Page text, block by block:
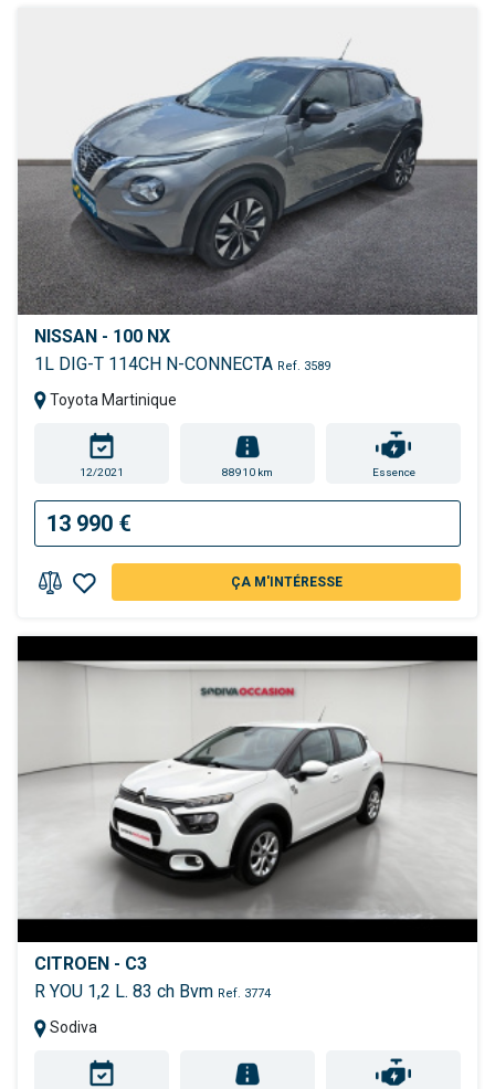
NISSAN - 100 NX
1L DIG-T 114CH N-CONNECTA Ref. 3589
Toyota Martinique
12/2021 88910 km Essence
13 990 €
ÇA M'INTÉRESSE
CITROEN - C3
R YOU 1,2 L. 83 ch Bvm Ref. 3774
Sodiva